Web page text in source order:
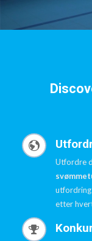
Utfordre
utfordring
etter